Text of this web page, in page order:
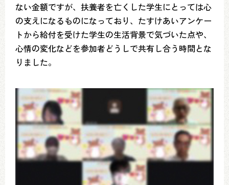
ない金額ですが、扶養者を亡くした学生にとっては心
の支えになるものになっており、たすけあいアンケー
トから給付を受けた学生の生活背景で気づいた点や、
心情の変化などを参加者どうしで共有し合う時間とな
りました。